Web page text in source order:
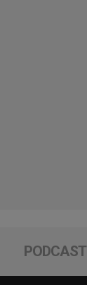
PODCAST